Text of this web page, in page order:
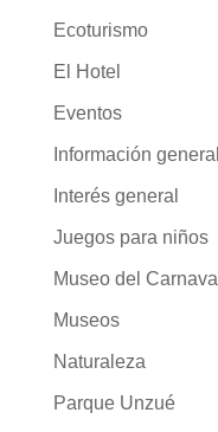
Ecoturismo
El Hotel
Eventos
Información general
Interés general
Juegos para niños
Museo del Carnaval
Museos
Naturaleza
Parque Unzué